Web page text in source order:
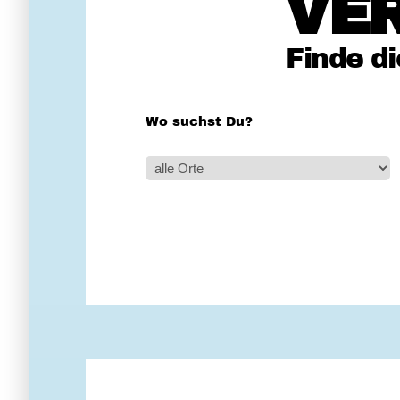
Finde
Wo suchst Du?